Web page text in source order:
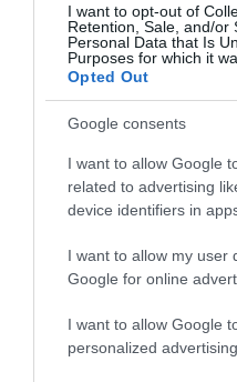
I want to opt-out of
Retention, Sale, and/or
Personal Data that Is
Purposes for which it
Opted Out
Google consents
I want to allow Google
related to advertising
device identifiers in
I want to allow my user
Google for online
I want to allow Google
personalized advertising.
Η Άνδρος συνεχίζει να
ΠΡΟΣΟΧΗ: Πολύ υψηλός
ΧΩΡΟΤΑΞΙΚΟ ΓΙΑ ΤΟΝ
ικανότητα στο επίκεντρο
Πρόσφατα
ΔΥΟ